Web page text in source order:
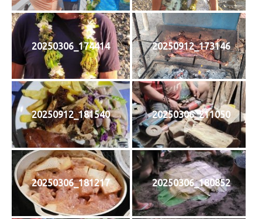
20250306_174414 20250912_173146
20250912_181540 20250306_211050
20250306_181217 20250306_180852